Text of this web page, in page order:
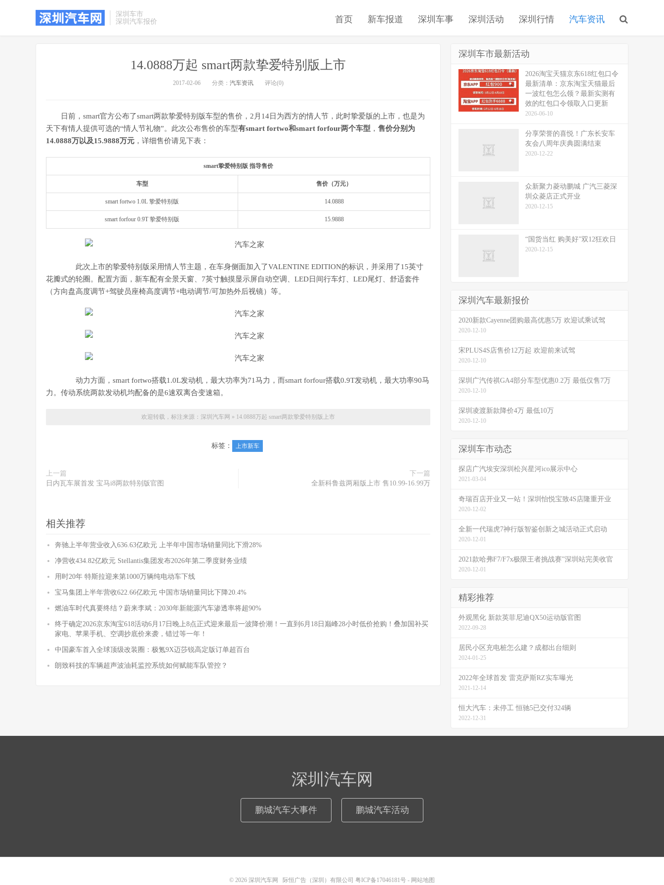
深圳车市
深圳汽车报价
首页 新车报道 深圳车事 深圳活动 深圳行情 汽车资讯
14.0888万起 smart两款挚爱特别版上市
2017-02-06 分类： 汽车资讯 评论(0)
日前，smart官方公布了smart两款挚爱特别版车型的售价，2月14日为西方的情人节，此时挚爱版的上市，也是为
天下有情人提供可选的“情人节礼物”。此次公布售价的车型有smart fortwo和smart forfour两个车型 ， 售价分别为
14.0888万以及15.9888万元 ，详细售价请见下表：
smart挚爱特别版 指导售价
车型 售价（万元）
smart fortwo 1.0L 挚爱特别版 14.0888
smart forfour 0.9T 挚爱特别版 15.9888
此次上市的挚爱特别版采用情人节主题，在车身侧面加入了VALENTINE EDITION的标识，并采用了15英寸
花瓣式的轮圈。配置方面，新车配有全景天窗、7英寸触摸显示屏自动空调、LED日间行车灯、LED尾灯、舒适套件
（方向盘高度调节+驾驶员座椅高度调节+电动调节/可加热外后视镜）等。
动力方面，smart fortwo搭载1.0L发动机，最大功率为71马力，而smart forfour搭载0.9T发动机，最大功率90马
力。传动系统两款发动机均配备的是6速双离合变速箱。
欢迎转载，标注来源： 深圳汽车网 » 14.0888万起 smart两款挚爱特别版上市
标签： 上市新车
上一篇
日内瓦车展首发 宝马i8两款特别版官图
下一篇
全新科鲁兹两厢版上市 售10.99-16.99万
相关推荐
奔驰上半年营业收入636.63亿欧元 上半年中国市场销量同比下滑28%
净营收434.82亿欧元 Stellantis集团发布2026年第二季度财务业绩
用时20年 特斯拉迎来第1000万辆纯电动车下线
宝马集团上半年营收622.66亿欧元 中国市场销量同比下降20.4%
燃油车时代真要终结？蔚来李斌：2030年新能源汽车渗透率将超90%
终于确定2026京东淘宝618活动6月17日晚上8点正式迎来最后一波降价潮！一直到6月18日巅峰28小时低价抢购！叠加国补买
家电、苹果手机、空调抄底价来袭，错过等一年！
中国豪车首入全球顶级改装圈：极氪9X迈莎锐高定版订单超百台
朗致科技的车辆超声波油耗监控系统如何赋能车队管控？
深圳车市最新活动
2026淘宝天猫京东618红包口令
最新清单：京东淘宝天猫最后
一波红包怎么领？最新实测有
效的红包口令领取入口更新
2026-06-10
分享荣誉的喜悦！广东长安车
友会八周年庆典圆满结束
2020-12-22
众新聚力菱动鹏城 广汽三菱深
圳众菱店正式开业
2020-12-15
“国货当红 购美好”双12狂欢日
2020-12-15
深圳汽车最新报价
2020新款Cayenne团购最高优惠5万 欢迎试乘试驾
2020-12-10
宋PLUS4S店售价12万起 欢迎前来试驾
2020-12-10
深圳广汽传祺GA4部分车型优惠0.2万 最低仅售7万
2020-12-10
深圳凌渡新款降价4万 最低10万
2020-12-10
深圳车市动态
探店广汽埃安深圳松兴星河ico展示中心
2021-03-04
奇瑞百店开业又一站！深圳怡悦宝致4S店隆重开业
2020-12-02
全新一代瑞虎7神行版智鉴创新之城活动正式启动
2020-12-01
2021款哈弗F7/F7x极限王者挑战赛”深圳站完美收官
2020-12-01
精彩推荐
外观黑化 新款英菲尼迪QX50运动版官图
2022-09-28
居民小区充电桩怎么建？成都出台细则
2024-01-25
2022年全球首发 雷克萨斯RZ实车曝光
2021-12-14
恒大汽车：未停工 恒驰5已交付324辆
2022-12-31
深圳汽车网
鹏城汽车大事件 鹏城汽车活动
© 2026 深圳汽车网 际恒广告（深圳）有限公司 粤ICP备17046181号 - 网站地图